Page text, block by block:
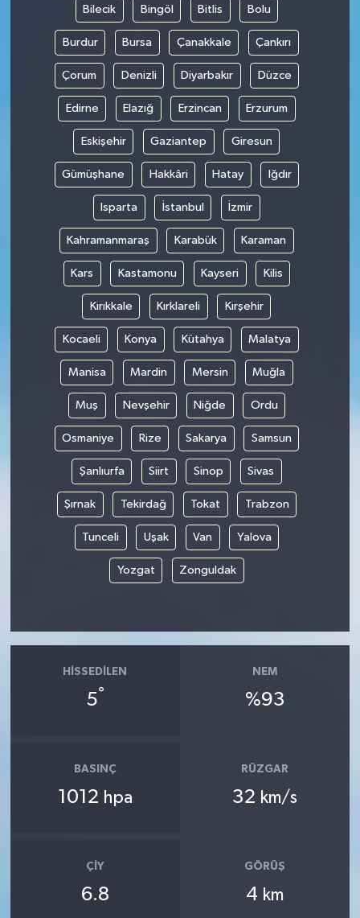
Bilecik Bingöl Bitlis Bolu
Burdur Bursa Çanakkale Çankırı
Çorum Denizli Diyarbakır Düzce
Edirne Elazığ Erzincan Erzurum
Eskişehir Gaziantep Giresun
Gümüşhane Hakkâri Hatay Iğdır
Isparta İstanbul İzmir
Kahramanmaraş Karabük Karaman
Kars Kastamonu Kayseri Kilis
Kırıkkale Kırklareli Kırşehir
Kocaeli Konya Kütahya Malatya
Manisa Mardin Mersin Muğla
Muş Nevşehir Niğde Ordu
Osmaniye Rize Sakarya Samsun
Şanlıurfa Siirt Sinop Sivas
Şırnak Tekirdağ Tokat Trabzon
Tunceli Uşak Van Yalova
Yozgat Zonguldak
HISSEDILEN
5°
NEM
%93
BASINÇ
1012 hpa
RÜZGAR
32 km/s
ÇIY
6.8
GÖRÜŞ
4 km